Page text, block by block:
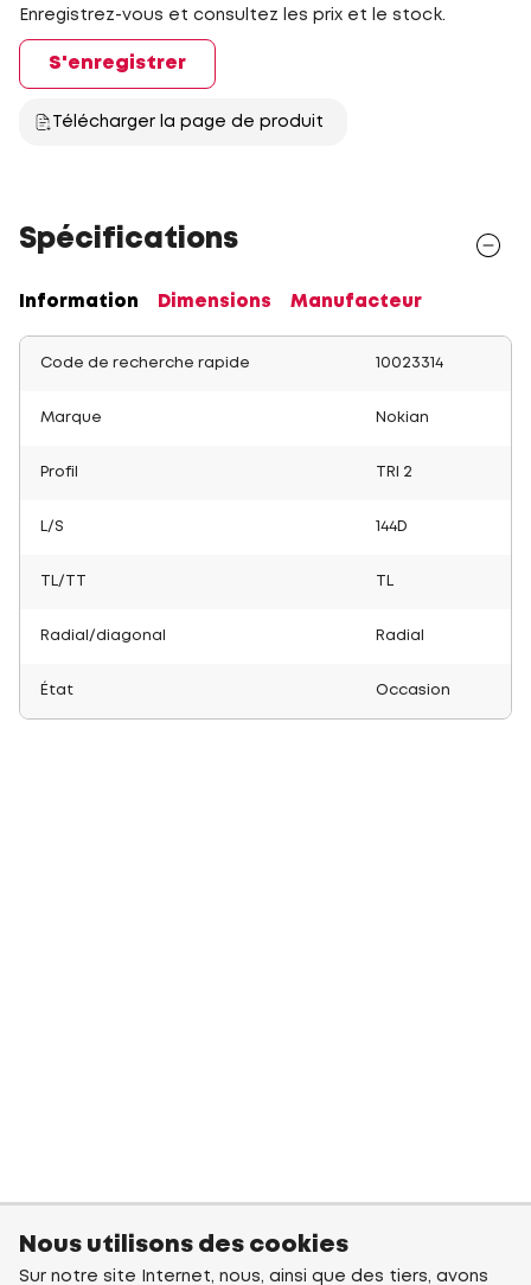
Enregistrez-vous et consultez les prix et le stock.
S'enregistrer
Télécharger la page de produit
Spécifications
Information Dimensions Manufacteur
Code de recherche rapide 10023314
Marque Nokian
Profil TRI 2
L/S 144D
TL/TT
Radial/diagonal Radial
État Occasion
Nous utilisons des cookies
Sur notre site Internet, nous, ainsi que des tiers, avons